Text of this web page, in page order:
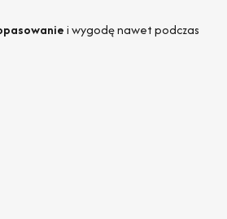
i wygodę nawet podczas